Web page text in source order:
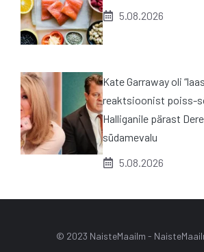
5.08.2026
Kate Garraway oli
reaktsioonist poiss-
Halliganile pärast
südamevalu
5.08.2026
© 2023 NaisteMaailm -